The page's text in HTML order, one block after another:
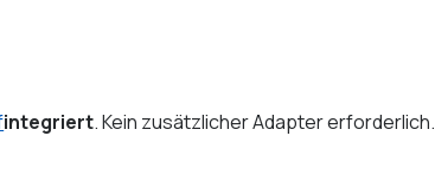
integriert. Kein zusätzlicher Adapter erforderlich.